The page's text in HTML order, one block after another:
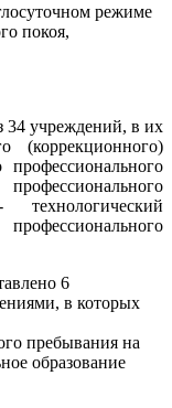
режиме
покоя,
34 учреждений, в их
(коррекционного)
6
в которых
пребывания на
образование